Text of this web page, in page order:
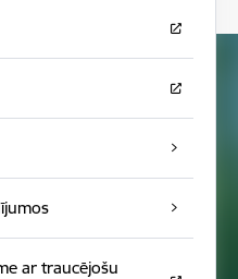
ar traucējošu